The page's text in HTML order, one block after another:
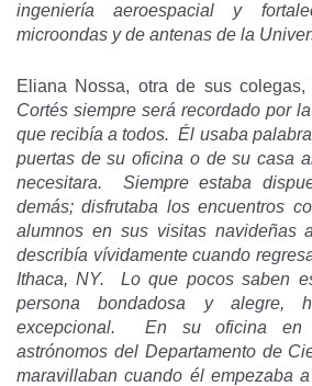
ingeniería aeroespacial y
microondas y de antenas de la
Eliana Nossa, otra de sus colegas,
Cortés siempre será recordado por
que recibía a todos. Él usaba
puertas de su oficina o de su casa
necesitara. Siempre estaba
demás; disfrutaba los encuentros
alumnos en sus visitas navideñas
describía vívidamente cuando
Ithaca, NY. Lo que pocos saben
persona bondadosa y alegre,
excepcional. En su oficina en
astrónomos del Departamento de
maravillaban cuando él empezaba